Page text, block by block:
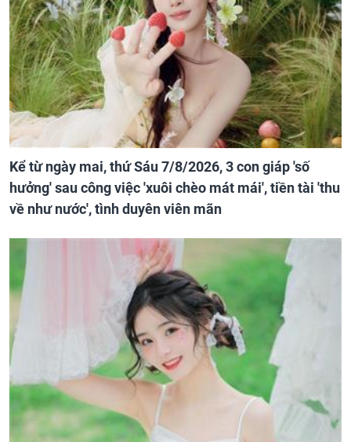
Kể từ ngày mai, thứ Sáu 7/8/2026, 3 con giáp 'số
hưởng' sau công việc 'xuôi chèo mát mái', tiền tài 'thu
về như nước', tình duyên viên mãn